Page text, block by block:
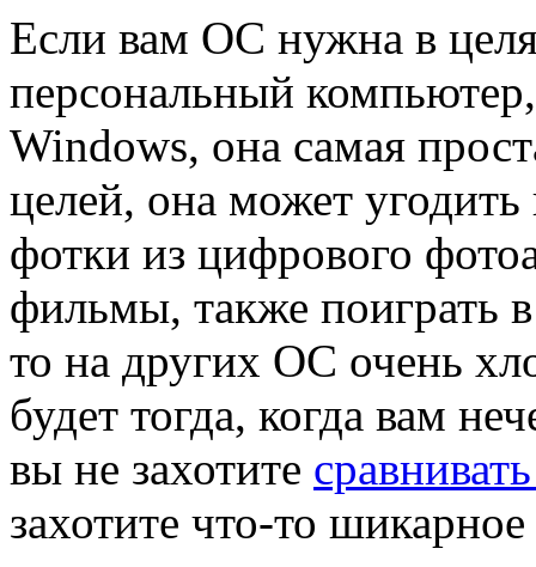
Если вам ОС нужна в
персональный
Windows, она самая
целей, она может
фотки из цифрового
фильмы, также поиграть
то на других ОС очень
будет тогда, когда вам
вы не захотите
захотите что-то